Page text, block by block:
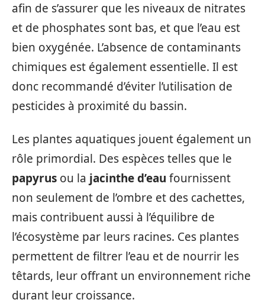
afin de s’assurer que les niveaux de nitrates
et de phosphates sont bas, et que l’eau est
bien oxygénée. L’absence de contaminants
chimiques est également essentielle. Il est
donc recommandé d’éviter l’utilisation de
pesticides à proximité du bassin.
Les plantes aquatiques jouent également un
rôle primordial. Des espèces telles que le
papyrus ou la jacinthe d’eau fournissent
non seulement de l’ombre et des cachettes,
mais contribuent aussi à l’équilibre de
l’écosystème par leurs racines. Ces plantes
permettent de filtrer l’eau et de nourrir les
têtards, leur offrant un environnement riche
durant leur croissance.